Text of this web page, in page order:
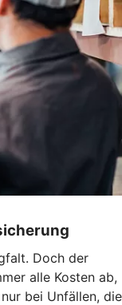
Doch der
alle Kosten ab,
bei Unfällen, die